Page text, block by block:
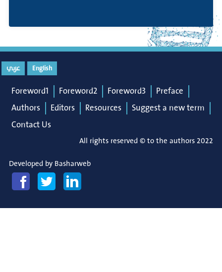
English عربي
Foreword1 Foreword2 Foreword3
Preface
Authors
Editors Resources
Suggest a new term
Contact Us
All rights reserved © to the authors 2022
Developed by Basharweb